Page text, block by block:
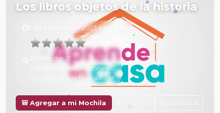
Los libros objetos de la historia
6 de Febrero de 2025 a las 15:53
Promedio:0
Número de valoraciones:0
Tu calificación:Sin calificar
🎒 Agregar a mi Mochila Anterior